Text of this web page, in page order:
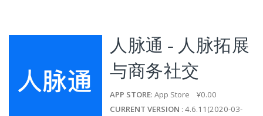
人脉通 - 人脉拓展
与商务社交
APP STORE: App Store ¥0.00
CURRENT VERSION : 4.6.11(2020-03-